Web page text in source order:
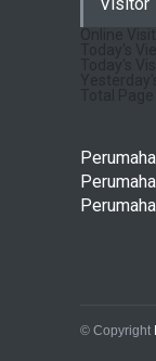
© Copyright